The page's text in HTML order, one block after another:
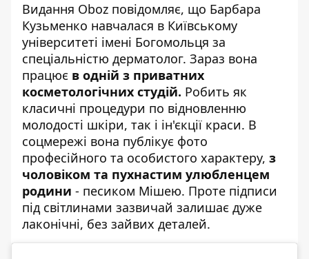
Видання Oboz повідомляє, що Барбара
Кузьменко навчалася в Київському
університеті імені Богомольця за
спеціальністю дерматолог. Зараз вона
працює в одній з приватних
косметологічних студій. Робить як
класичні процедури по відновленню
молодості шкіри, так і ін'єкції краси. В
соцмережі вона публікує фото
професійного та особистого характеру, з
чоловіком та пухнастим улюбленцем
родини - песиком Мішею. Проте підписи
під світлинами зазвичай залишає дуже
лаконічні, без зайвих деталей.